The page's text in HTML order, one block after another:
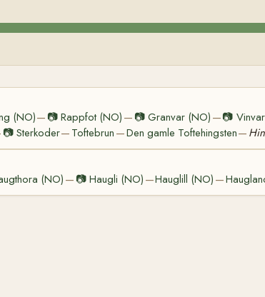
(NO)— 📷 Rappfot (NO) — 📷Granvar (NO) —📷
📷 Sterkoder— Toftebrun —Den gamle Toftehingsten—
(NO) — 📷Haugli (NO) —Hauglill (NO) —